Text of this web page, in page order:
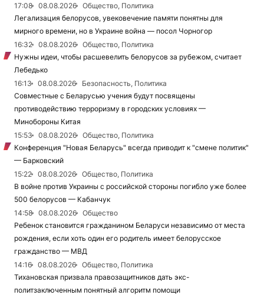
17:08
08.08.2026
Общество, Политика
Легализация белорусов, увековечение памяти понятны для
мирного времени, но в Украине война — посол Чорногор
16:32
08.08.2026
Общество, Политика
Нужны идеи, чтобы расшевелить белорусов за рубежом, считает
Лебедько
16:13
08.08.2026
Безопасность, Политика
Совместные с Беларусью учения будут посвящены
противодействию терроризму в городских условиях —
Минобороны Китая
15:53
08.08.2026
Общество, Политика
Конференция "Новая Беларусь" всегда приводит к "смене политик"
— Барковский
15:22
08.08.2026
Общество, Политика
В войне против Украины с российской стороны погибло уже более
500 белорусов — Кабанчук
14:58
08.08.2026
Общество
Ребенок становится гражданином Беларуси независимо от места
рождения, если хоть один его родитель имеет белорусское
гражданство — МВД
14:16
08.08.2026
Общество, Политика
Тихановская призвала правозащитников дать экс-
политзаключенным понятный алгоритм помощи